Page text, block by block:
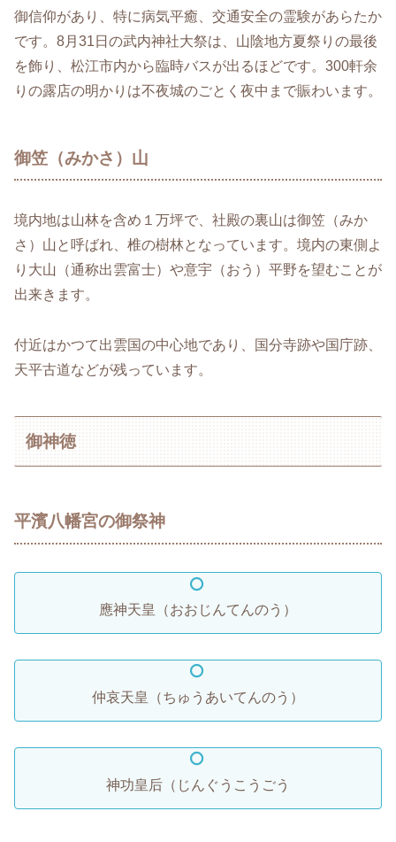
御信仰があり、特に病気平癒、交通安全の霊験があらたか
です。8月31日の武内神社大祭は、山陰地方夏祭りの最後
を飾り、松江市内から臨時バスが出るほどです。300軒余
りの露店の明かりは不夜城のごとく夜中まで賑わいます。
御笠（みかさ）山
境内地は山林を含め１万坪で、社殿の裏山は御笠（みか
さ）山と呼ばれ、椎の樹林となっています。境内の東側よ
り大山（通称出雲富士）や意宇（おう）平野を望むことが
出来きます。
付近はかつて出雲国の中心地であり、国分寺跡や国庁跡、
天平古道などが残っています。
御神徳
平濱八幡宮の御祭神
應神天皇（おおじんてんのう）
仲哀天皇（ちゅうあいてんのう）
神功皇后（じんぐうこうごう